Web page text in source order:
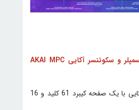
ویژگی‌های کلیدی سمپلر و سکوئنسر آکایی AKAI MPC
سمپلر و سکوئنسر آکایی با یک صفحه کیبرد 61 کلید و 16